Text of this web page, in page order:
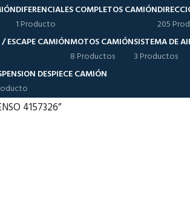
DIFERENCIALES COMPLETOS CAMIÓN
1 Producto
205
ESCAPE CAMIÓNMOTOS CAMIÓN
8 Productos
SISTEMA DE
3 Productos
DESPIECE CAMIÓN
4157326”